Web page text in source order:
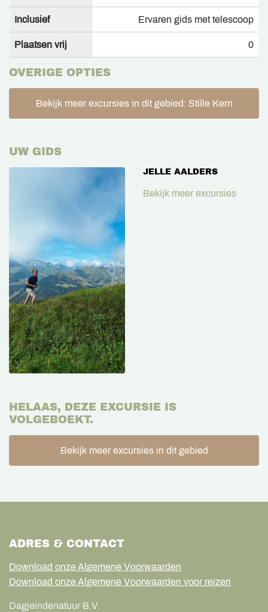
Inclusief Ervaren gids met telescoop
Plaatsen vrij 0
OVERIGE OPTIES
Bekijk meer excursies in dit gebied: Stille Kern
UW GIDS
JELLE AALDERS
Bekijk meer excursies
HELAAS, DEZE EXCURSIE IS
VOLGEBOEKT.
Bekijk meer excursies in dit gebied
ADRES & CONTACT
Download onze Algemene Voorwaarden
Download onze Algemene Voorwaarden voor reizen
Dagjeindenatuur B.V.